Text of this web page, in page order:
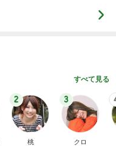
すべて見る
2
桃
3
クロ